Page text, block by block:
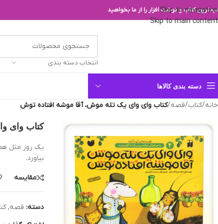
Skip to navigation
Skip to main content
کتاب و نوشت افزار را از ما بخواهید
انتخاب دسته بندی
دسته بندی کالاها
خانه/کتاب/قصه/کتاب وای وای یک تله موش، آقا موشه افتاده توش
کتاب وای
يك روز مثل
بياورد.
مقایسه
دسته: قصه,